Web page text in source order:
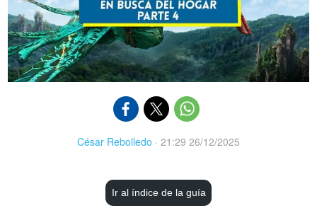
César Rebolledo · 21:29 26/12/2025
Ir al índice de la guía